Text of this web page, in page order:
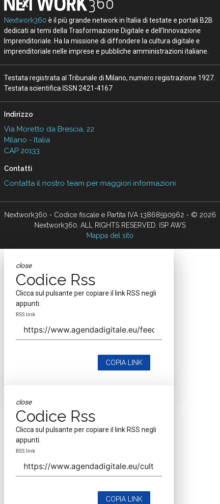
Nextwork360 è il più grande network in Italia di testate e portali B2B
dedicati ai temi della Trasformazione Digitale e dell’Innovazione
Imprenditoriale. Ha la missione di diffondere la cultura digitale e
imprenditoriale nelle imprese e pubbliche amministrazioni italiane.
Testata registrata al Tribunale di Milano, numero registrazione 1927.
Testata scientifica ISSN 2421-4167
Indirizzo
Via Moretto da Brescia, 22
Milano - Italia
CAP 20133
Contatti
Contatta il nostro team per maggiori informazioni
Nextwork360 - Codice fiscale e Partita IVA 13868590962 - © 2026
Nextwork360. ALL RIGHTS RESERVED. ISP AWS
Mappa del sito
close
Codice Rss
Clicca sul pulsante per copiare il link RSS negli
appunti.
RSS link
COPIA LINK
close
Codice Rss
Clicca sul pulsante per copiare il link RSS negli
appunti.
RSS link
COPIA LINK